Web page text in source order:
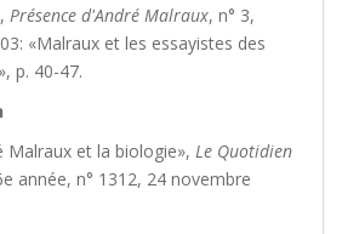
Présence d'André Malraux, n° 3,
«Malraux et les essayistes des
p. 40-47.
Malraux et la biologie», Le Quotidien
année, n° 1312, 24 novembre